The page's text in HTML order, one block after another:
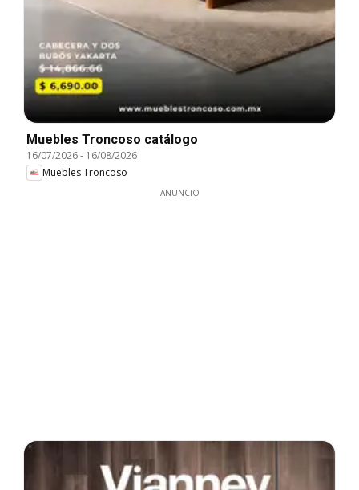
Muebles Troncoso catálogo
16/07/2026- 16/08/2026
Muebles Troncoso
ANUNCIO